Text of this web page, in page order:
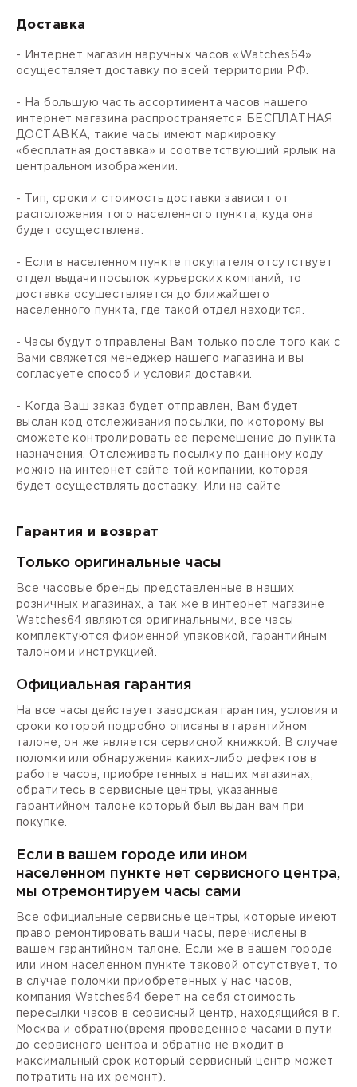
Доставка
- Интернет магазин наручных часов «Watches64»
осуществляет доставку по всей территории РФ.
- На большую часть ассортимента часов нашего
интернет магазина распространяется БЕСПЛАТНАЯ
ДОСТАВКА, такие часы имеют маркировку
«бесплатная доставка» и соответствующий ярлык на
центральном изображении.
- Тип, сроки и стоимость доставки зависит от
расположения того населенного пункта, куда она
будет осуществлена.
- Если в населенном пункте покупателя отсутствует
отдел выдачи посылок курьерских компаний, то
доставка осуществляется до ближайшего
населенного пункта, где такой отдел находится.
- Часы будут отправлены Вам только после того как с
Вами свяжется менеджер нашего магазина и вы
согласуете способ и условия доставки.
- Когда Ваш заказ будет отправлен, Вам будет
выслан код отслеживания посылки, по которому вы
сможете контролировать ее перемещение до пункта
назначения. Отслеживать посылку по данному коду
можно на интернет сайте той компании, которая
будет осуществлять доставку. Или на сайте
Гарантия и возврат
Только оригинальные часы
Все часовые бренды представленные в наших
розничных магазинах, а так же в интернет магазине
Watches64 являются оригинальными, все часы
комплектуются фирменной упаковкой, гарантийным
талоном и инструкцией.
Официальная гарантия
На все часы действует заводская гарантия, условия и
сроки которой подробно описаны в гарантийном
талоне, он же является сервисной книжкой. В случае
поломки или обнаружения каких-либо дефектов в
работе часов, приобретенных в наших магазинах,
обратитесь в сервисные центры, указанные
гарантийном талоне который был выдан вам при
покупке.
Если в вашем городе или ином
населенном пункте нет сервисного центра,
мы отремонтируем часы сами
Все официальные сервисные центры, которые имеют
право ремонтировать ваши часы, перечислены в
вашем гарантийном талоне. Если же в вашем городе
или ином населенном пункте таковой отсутствует, то
в случае поломки приобретенных у нас часов,
компания Watches64 берет на себя стоимость
пересылки часов в сервисный центр, находящийся в г.
Москва и обратно(время проведенное часами в пути
до сервисного центра и обратно не входит в
максимальный срок который сервисный центр может
потратить на их ремонт).